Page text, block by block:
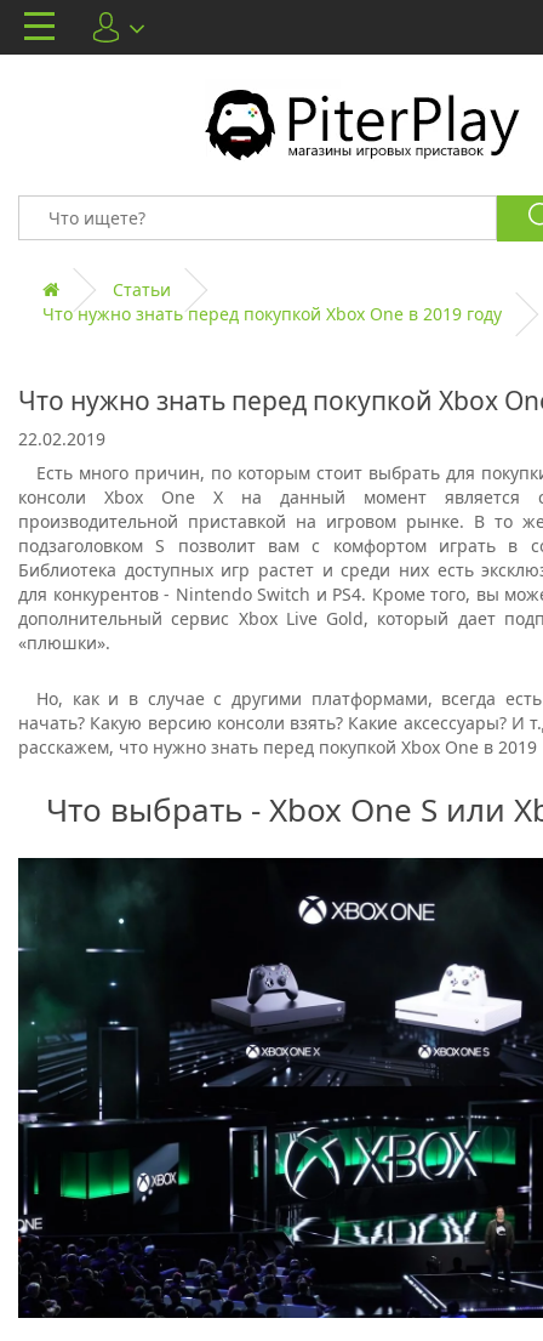
Статьи
Что нужно знать перед покупкой Xbox One в 2019 году
Что нужно знать перед покупкой Xbox
22.02.2019
Есть много причин, по которым стоит выбрать для
консоли Xbox One X на данный момент
производительной приставкой на игровом рынке. В то
подзаголовком S позволит вам с комфортом играть в
Библиотека доступных игр растет и среди них есть
для конкурентов - Nintendo Switch и PS4. Кроме того, вы
дополнительный сервис Xbox Live Gold, который дает
«плюшки».
Но, как и в случае с другими платформами, всегда
начать? Какую версию консоли взять? Какие аксессуары? И
расскажем, что нужно знать перед покупкой Xbox One в 2019
Что выбрать - Xbox One S или